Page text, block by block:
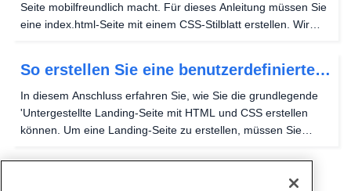
Seite mobilfreundlich macht. Für dieses Anleitung müssen Sie
eine index.html-Seite mit einem CSS-Stilblatt erstellen. Wir
So erstellen Sie eine benutzerdefinierte
Zielseite mit HTML und CSS
In diesem Anschluss erfahren Sie, wie Sie die grundlegende
'Untergestellte Landing-Seite mit HTML und CSS erstellen
können. Um eine Landing-Seite zu erstellen, müssen Sie
Dateimanager, Notepad ++, oder ein beliebiger...